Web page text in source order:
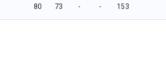
80 73 - - 153